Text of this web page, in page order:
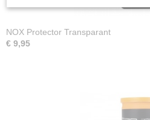
NOX Protector Transparant
€ 9,95